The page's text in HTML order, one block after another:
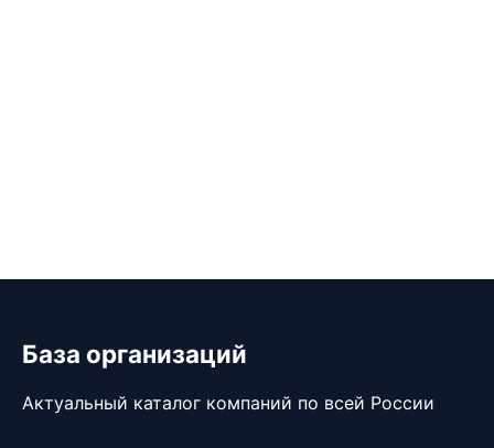
База организаций
Актуальный каталог компаний по всей России